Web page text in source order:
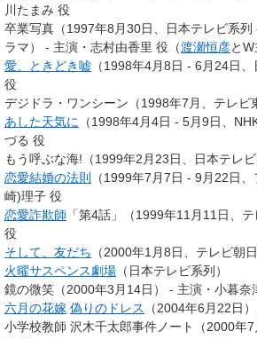
川たまみ 役
卒業写真（1997年8月30日、日本テレビ系列
ラマ） - 主演・志村由香里 役 （渡瀬恒彦とW
愛、ときどき嘘 （1998年4月8日 - 6月24日
役
デジドラ・ワンシーン（1998年7月、テレビ
あした天気に （1998年4月4日 - 5月9日、
づる 役
もう呼ぶな海!（1999年2月23日、日本テレ
恋愛結婚の法則
（1999年7月7日 - 9月22日
崎)理子 役
恋愛詐欺師 「第4話」（1999年11月11日、
役
そして、友だち （2000年1月8日、テレビ朝
火曜サスペンス劇場 （日本テレビ系列）
鏡の微笑（2000年3月14日） - 主演・小暮奈
六月の花嫁 偽りのドレス （2004年6月22日
小学校教師 沢木千太郎事件ノート（2000年